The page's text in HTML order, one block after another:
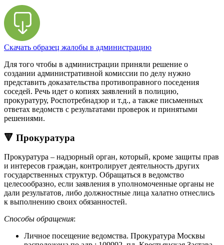
Скачать образец жалобы в администрацию
Для того чтобы в администрации приняли решение о
создании административной комиссии по делу нужно
представить доказательства противоправного поседения
соседей. Речь идет о копиях заявлений в полицию,
прокуратуру, Роспотребнадзор и т.д., а также письменных
ответах ведомств с результатами проверок и принятыми
решениями.
🔻 Прокуратура
Прокуратура – надзорный орган, который, кроме защиты прав
и интересов граждан, контролирует деятельность других
государственных структур. Обращаться в ведомство
целесообразно, если заявления в уполномоченные органы не
дали результатов, либо должностные лица халатно отнеслись
к выполнению своих обязанностей.
Способы обращения:
Личное посещение ведомства. Прокуратура Москвы